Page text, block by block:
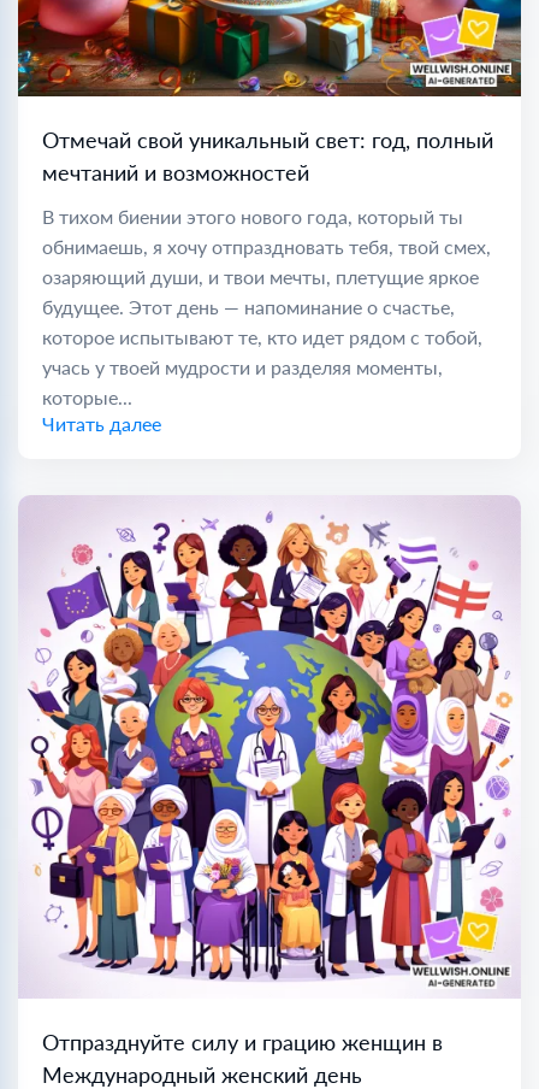
Отмечай свой уникальный свет: год, полный
мечтаний и возможностей
В тихом биении этого нового года, который ты
обнимаешь, я хочу отпраздновать тебя, твой смех,
озаряющий души, и твои мечты, плетущие яркое
будущее. Этот день — напоминание о счастье,
которое испытывают те, кто идет рядом с тобой,
учась у твоей мудрости и разделяя моменты,
которые...
Читать далее
Отпразднуйте силу и грацию женщин в
Международный женский день